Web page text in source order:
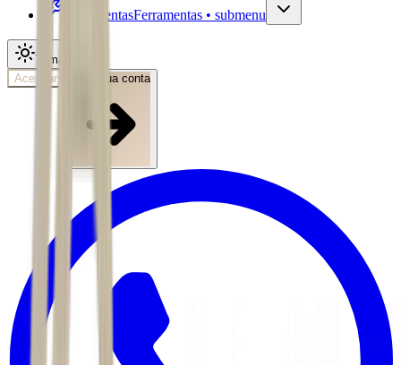
FerramentasFerramentas • submenu
Tema
Acessar
Abra sua conta